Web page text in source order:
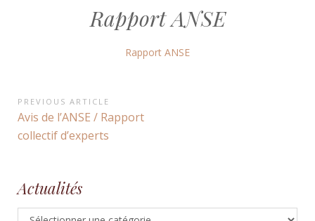
Rapport ANSE
Rapport ANSE
Navigation
de
l’article
PREVIOUS ARTICLE
Previous
Article:
Avis de l’ANSE / Rapport
collectif d’experts
Actualités
Actualités